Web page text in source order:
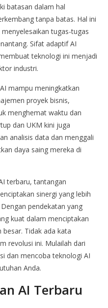
batasan dalam hal
tanpa batas. Hal ini
tugas-tugas
Sifat adaptif AI
teknologi ini menjadi
industri.
mampu meningkatkan
proyek bisnis,
menghemat waktu dan
dan UKM kini juga
analisis data dan menggali
daya saing mereka di
terbaru, tantangan
sinergi yang lebih
pendekatan yang
kuat dalam menciptakan
Tidak ada kata
revolusi ini. Mulailah dari
dan mencoba teknologi AI
Anda.
AI Terbaru